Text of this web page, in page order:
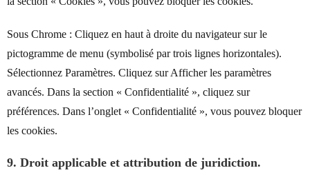
Sous Chrome : Cliquez en haut à droite du navigateur sur le
pictogramme de menu (symbolisé par trois lignes horizontales).
Sélectionnez Paramètres. Cliquez sur Afficher les paramètres
avancés. Dans la section « Confidentialité », cliquez sur
préférences. Dans l’onglet « Confidentialité », vous pouvez bloquer
les cookies.
9. Droit applicable et attribution de juridiction.